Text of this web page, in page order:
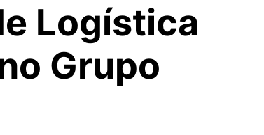
Logística
Grupo